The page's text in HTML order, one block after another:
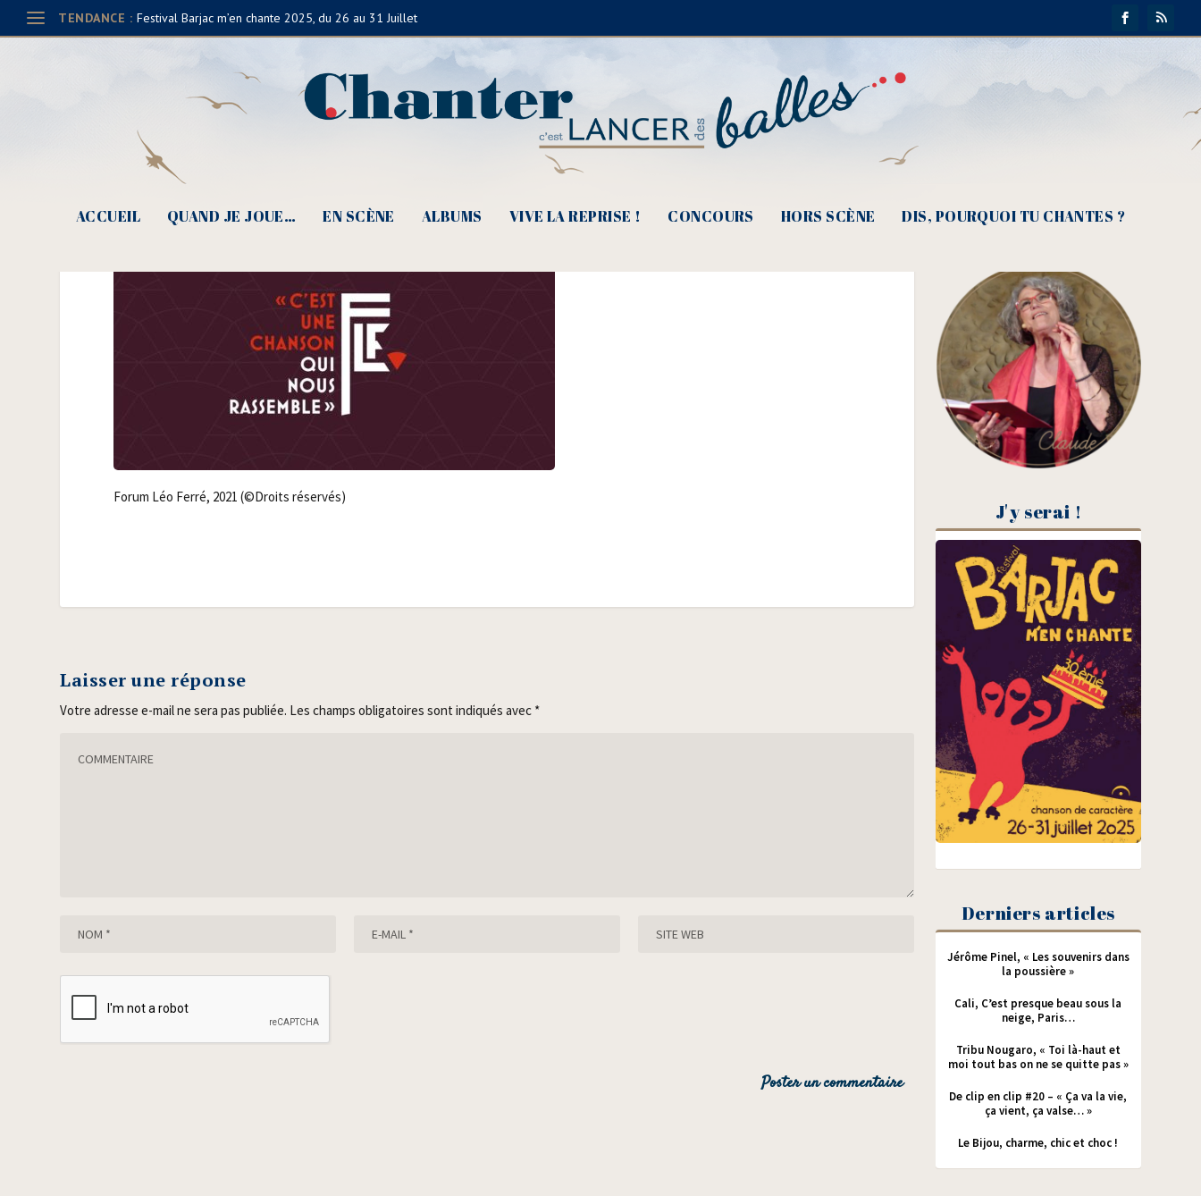
TENDANCE : Festival Barjac m’en chante 2025, du 26 au 31 Juillet
ACCUEIL QUAND JE JOUE… EN SCÈNE ALBUMS VIVE LA REPRISE ! CONCOURS HORS SCÈNE DIS, POURQUOI TU CHANTES ?
Forum Léo Ferré, 2021 (©Droits réservés)
Forum Léo Fer­ré, 2021 (©Droits réservés)
Laisser une réponse
Votre adresse e-mail ne sera pas publiée. Les champs obligatoires sont indiqués avec *
J'y serai !
Derniers articles
Jérôme Pinel, « Les souvenirs dans
la poussière »
Cali, C’est presque beau sous la
neige, Paris…
Tribu Nougaro, « Toi là-haut et
moi tout bas on ne se quitte pas »
De clip en clip #20 – « Ça va la vie,
ça vient, ça valse… »
Le Bijou, charme, chic et choc !